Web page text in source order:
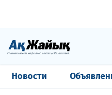
Новости